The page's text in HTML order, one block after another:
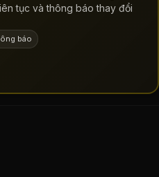
tục và thông báo thay đổi
báo